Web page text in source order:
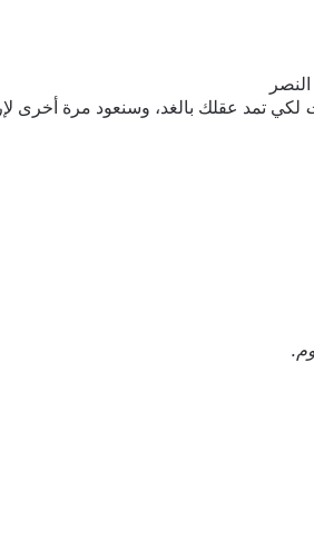
لكي تمد عقلك بالغد، وسنعود مرة أخرى
.